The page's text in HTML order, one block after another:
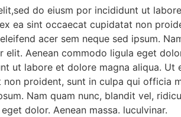
do eiusm por incididunt ut
ea sint occaecat cupidatat non
acer sem neque sed ipsum.
Aenean commodo ligula eget
ut labore et dolore magna aliqua.
proident, sunt in culpa qui officia
Nam quam nunc, blandit vel,
dolor. Aenean massa. luculvinar.